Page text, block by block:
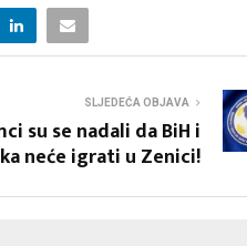
SLJEDEĆA OBJAVA
su se nadali da BiH i
neće igrati u Zenici!